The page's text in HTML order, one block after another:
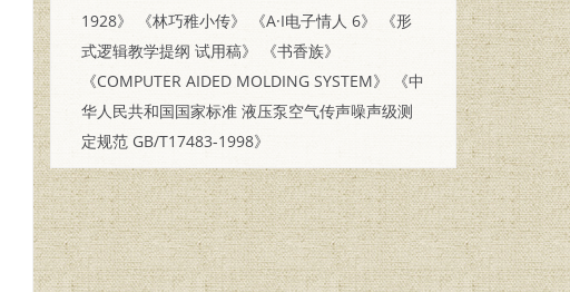
1928》
《林巧稚小传》 《A·I电子情人 6》
《形
式逻辑教学提纲 试用稿》
《书香族》
《COMPUTER AIDED MOLDING SYSTEM》
《中
华人民共和国国家标准 液压泵空气传声噪声级测
定规范 GB/T17483-1998》